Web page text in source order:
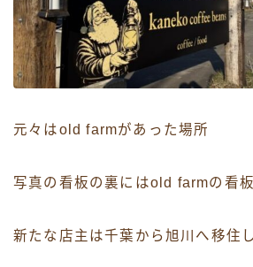
元々はold farmがあった場所
写真の看板の裏にはold farmの看
新たな店主は千葉から旭川へ移住